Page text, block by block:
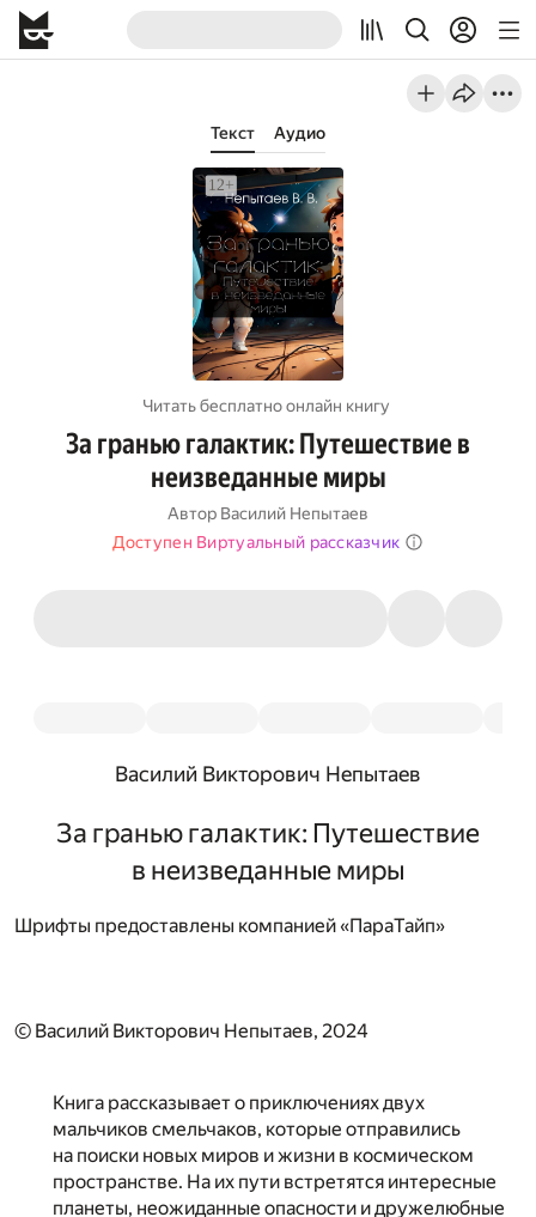
Текст Аудио
Читать бесплатно онлайн книгу
За гранью галактик: Путешествие в
неизведанные миры
Автор Василий Непытаев
Доступен Виртуальный рассказчик
Василий Викторович Непытаев
За гранью галактик: Путешествие
в неизведанные миры
Шрифты предоставлены компанией «ПараТайп»
© Василий Викторович Непытаев, 2024
Книга рассказывает о приключениях двух
мальчиков смельчаков, которые отправились
на поиски новых миров и жизни в космическом
пространстве. На их пути встретятся интересные
планеты, неожиданные опасности и дружелюбные